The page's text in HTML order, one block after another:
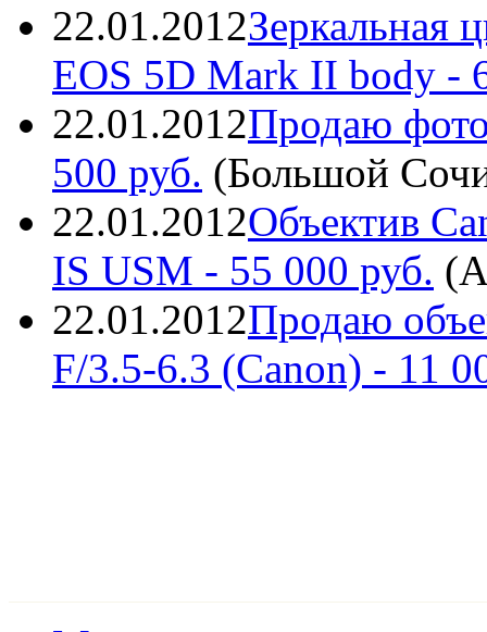
22.01.2012Зеркальная
EOS 5D Mark II body -
22.01.2012Продаю
500 руб. (Большой
22.01.2012Объектив
IS USM - 55 000 руб. (
22.01.2012Продаю
F/3.5-6.3 (Canon) - 11